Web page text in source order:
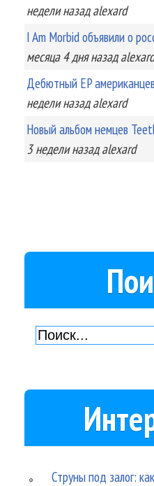
неделиназад alexard
I Am Morbid объявили о
месяца 4 дняназад alexard
Дебютный EP
неделиназад alexard
Новый альбом немцев
3 неделиназад alexard
Струны под залог: